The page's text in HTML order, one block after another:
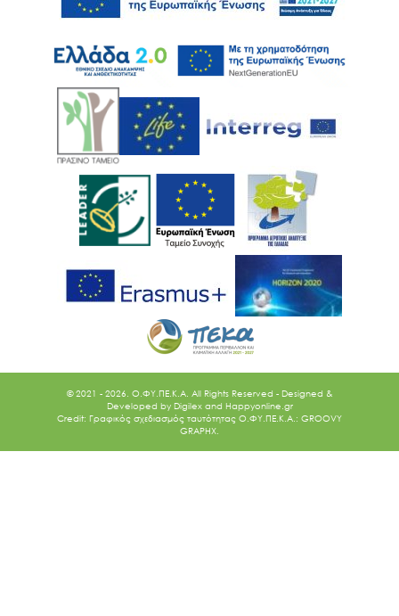
© 2021 - 2026. O.ΦΥ.ΠΕ.Κ.Α. All Rights Reserved - Designed &
Developed by Digilex and Happyonline.gr
Credit: Γραφικός σχεδιασμός ταυτότητας Ο.ΦΥ.ΠΕ.Κ.Α.: GROOVY
GRAPHX.